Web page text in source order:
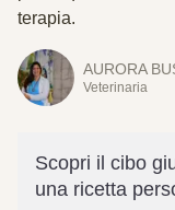
terapia.
AURORA
Veterinaria
Scopri il cibo
una ricetta